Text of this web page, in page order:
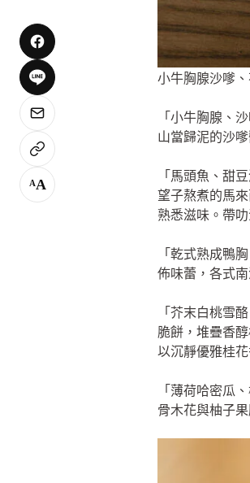
小牛胸腺沙嗲
「小牛胸腺、
山當歸泥的沙
「馬頭魚、甜
望子熬煮的馬
熟悉滋味。帶
「乾式熟成鴨
佈味蕾，各式
「芥末白桃雪
脆餅，堆疊香
以沉靜優雅桂花
「薄荷哈密瓜
骨木花與柚子
AA